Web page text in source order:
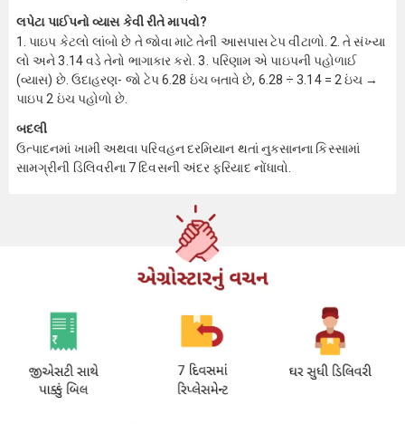
લપેટા પાઈપનો વ્યાસ કેવી રીતે માપવો?
1. પાઇપ કેટલો લાંબો છે તે જોવા માટે તેની આસપાસ ટેપ વીંટાળો. 2. તે સંખ્યા
લો અને 3.14 વડે તેનો ભાગાકાર કરો. 3. પરિણામ એ પાઇપની પહોળાઈ
(વ્યાસ) છે. ઉદાહરણ- જો ટેપ 6.28 ઇંચ બતાવે છે, 6.28 ÷ 3.14 = 2 ઇંચ →
પાઇપ 2 ઇંચ પહોળો છે.
બદલી
ઉત્પાદનમાં ખામી અથવા પરિવહન દરમિયાન થતાં નુકસાનના કિસ્સામાં
સામગ્રીની ડિલિવરીના 7 દિવસની અંદર ફરિયાદ નોંધાવો.